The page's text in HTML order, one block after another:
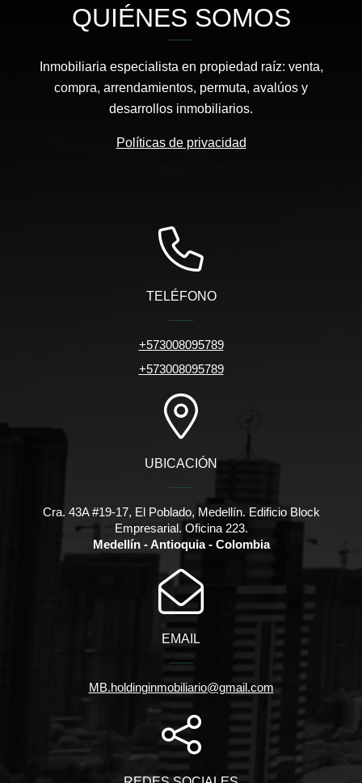
QUIÉNES SOMOS
Inmobiliaria especialista en propiedad raíz: venta,
compra, arrendamientos, permuta, avalúos y
desarrollos inmobiliarios.
Políticas de privacidad
TELÉFONO
+573008095789
+573008095789
UBICACIÓN
Cra. 43A #19-17, El Poblado, Medellín. Edificio Block
Empresarial. Oficina 223.
Medellín - Antioquia - Colombia
EMAIL
MB.holdinginmobiliario@gmail.com